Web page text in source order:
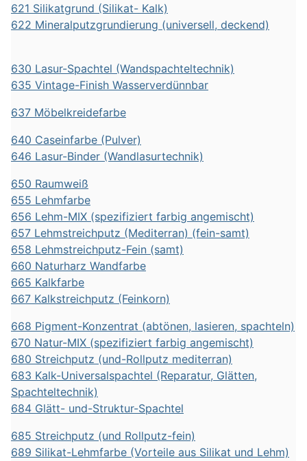
621 Silikatgrund (Silikat- Kalk)
622 Mineralputzgrundierung (universell, deckend)
630 Lasur-Spachtel (Wandspachteltechnik)
635 Vintage-Finish Wasserverdünnbar
637 Möbelkreidefarbe
640 Caseinfarbe (Pulver)
646 Lasur-Binder (Wandlasurtechnik)
650 Raumweiß
655 Lehmfarbe
656 Lehm-MIX (spezifiziert farbig angemischt)
657 Lehmstreichputz (Mediterran) (fein-samt)
658 Lehmstreichputz-Fein (samt)
660 Naturharz Wandfarbe
665 Kalkfarbe
667 Kalkstreichputz (Feinkorn)
668 Pigment-Konzentrat (abtönen, lasieren, spachteln)
670 Natur-MIX (spezifiziert farbig angemischt)
680 Streichputz (und-Rollputz mediterran)
683 Kalk-Universalspachtel (Reparatur, Glätten,
Spachteltechnik)
684 Glätt- und-Struktur-Spachtel
685 Streichputz (und Rollputz-fein)
689 Silikat-Lehmfarbe (Vorteile aus Silikat und Lehm)